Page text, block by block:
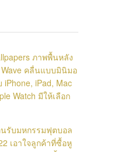
ภาพพื้นหลัง
Wave คลื่นแบบมินิมอ
iPhone, iPad, Mac
Watch มีให้เลือก
นรับมหกรรมฟุตบอล
เอาใจลูกค้าที่ซื้อหู